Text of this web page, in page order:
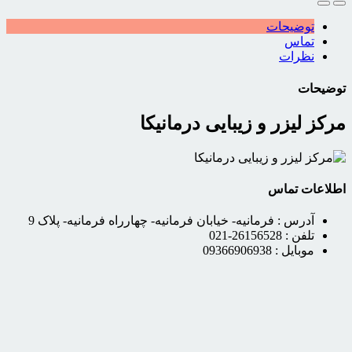
توضیحات
تماس
نظرات
توضیحات
مرکز لیزر و زیبایی درمانیکا
اطلاعات تماس
آدرس : فرمانیه- خیابان فرمانیه- چهارراه فرمانیه- پلاک 9
تلفن : 26156528-021
موبایل : 09366906938